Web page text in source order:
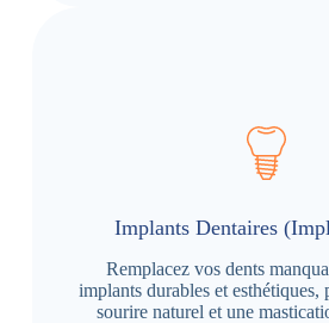
Implants Dentaires
Remplacez vos dents
implants durables et esthétiques,
sourire naturel et une